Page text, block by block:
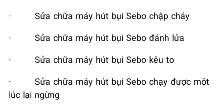
·
Sửa chữa máy hút bụi Sebo chập cháy
·
Sửa chữa máy hút bụi Sebo đánh lửa
·
Sửa chữa máy hút bụi Sebo kêu to
·
Sửa chữa máy hút bụi Sebo chạy được một
lúc lại ngừng